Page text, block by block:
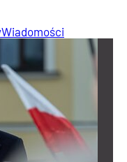
Wiadomości